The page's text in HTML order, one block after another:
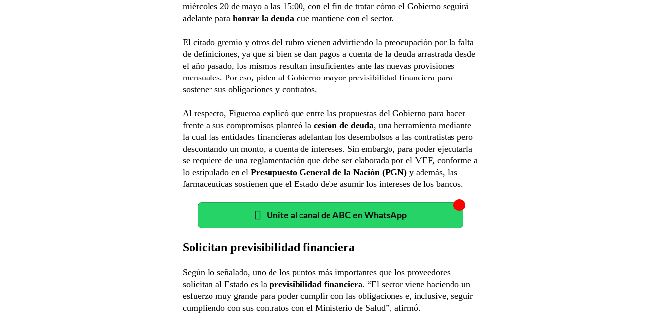
miércoles 20 de mayo a las 15:00, con el fin de tratar cómo el Gobierno seguirá
adelante para honrar la deuda que mantiene con el sector.
El citado gremio y otros del rubro vienen advirtiendo la preocupación por la falta
de definiciones, ya que si bien se dan pagos a cuenta de la deuda arrastrada desde
el año pasado, los mismos resultan insuficientes ante las nuevas provisiones
mensuales. Por eso, piden al Gobierno mayor previsibilidad financiera para
sostener sus obligaciones y contratos.
Al respecto, Figueroa explicó que entre las propuestas del Gobierno para hacer
frente a sus compromisos planteó la cesión de deuda, una herramienta mediante
la cual las entidades financieras adelantan los desembolsos a las contratistas pero
descontando un monto, a cuenta de intereses. Sin embargo, para poder ejecutarla
se requiere de una reglamentación que debe ser elaborada por el MEF, conforme a
lo estipulado en el Presupuesto General de la Nación (PGN) y además, las
farmacéuticas sostienen que el Estado debe asumir los intereses de los bancos.
Unite al canal de ABC en WhatsApp
Solicitan previsibilidad financiera
Según lo señalado, uno de los puntos más importantes que los proveedores
solicitan al Estado es la previsibilidad financiera. “El sector viene haciendo un
esfuerzo muy grande para poder cumplir con las obligaciones e, inclusive, seguir
cumpliendo con sus contratos con el Ministerio de Salud”, afirmó.